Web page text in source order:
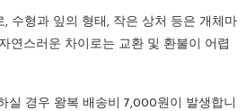
, 수형과 잎의 형태, 작은 상처 등은 개체마
연스러운 차이로는 교환 및 환불이 어렵
실 경우 왕복 배송비 7,000원이 발생합니